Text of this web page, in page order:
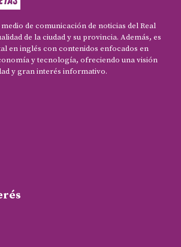
de comunicación de noticias del Real
de la ciudad y su provincia. Además, es
en inglés con contenidos enfocados en
y tecnología, ofreciendo una visión
y gran interés informativo.